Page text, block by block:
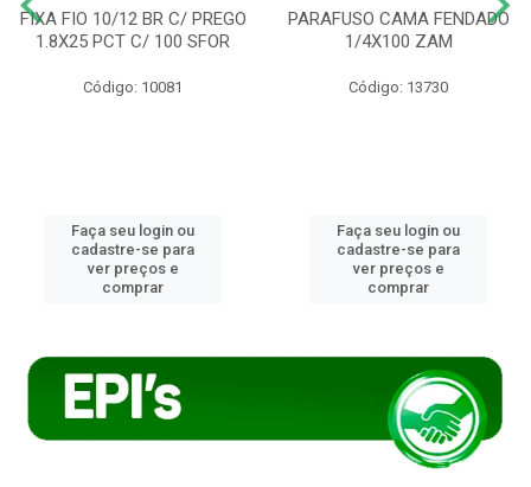
FIXA FIO 10/12 BR C/ PREGO
1.8X25 PCT C/ 100 SFOR
Código: 10081
Faça seu login ou
cadastre-se para
ver preços e
comprar
PARAFUSO CAMA FENDADO
1/4X100 ZAM
Código: 13730
Faça seu login ou
cadastre-se para
ver preços e
comprar